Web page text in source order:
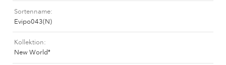
Sortenname
Evipo043(N)
Kollektion
New World®